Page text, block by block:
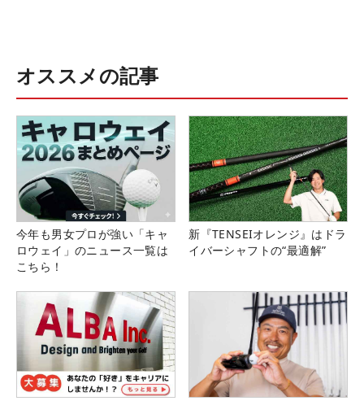
オススメの記事
今年も男女プロが強い「キャ
ロウェイ」のニュース一覧は
こちら！
新『TENSEIオレンジ』はドラ
イバーシャフトの“最適解”